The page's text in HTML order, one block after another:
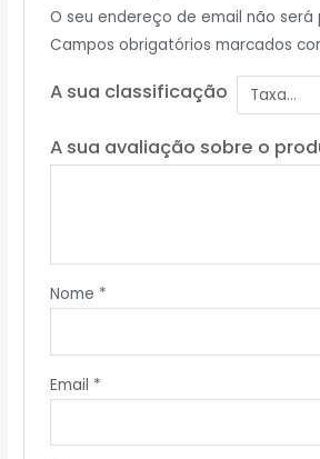
O seu endereço de email não será
Campos obrigatórios marcados
A sua classificação
A sua avaliação sobre o
Nome *
Email *